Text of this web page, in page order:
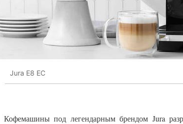
Jura E8 EC
Кофемашины под легендарным брендом Jura